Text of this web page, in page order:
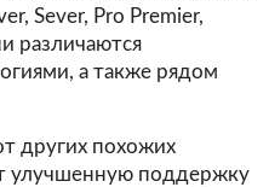
Sever, Pro Premier,
различаются
а также рядом
других похожих
улучшенную поддержку